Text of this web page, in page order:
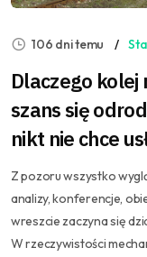
106 dni temu
Dlaczego kolej
szans się
nikt nie chce
Z pozoru wszystko
analizy, konferencje,
wreszcie zaczyna się
W rzeczywistości